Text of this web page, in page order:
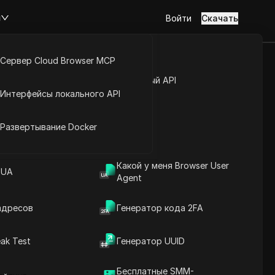
Открытый API
Какой у меня Browser User
Agent
Генератор кода 2FA
Test Генератор UUID
Бесплатные SMM-
Сервер Cloud Browser MCP
Интерфейсы локального API
Развертывание Docker
Войти Скачать
Задать вопросы
Задайте вопросы об этой странице
Открыть в Claude
Задайте вопросы об этой странице